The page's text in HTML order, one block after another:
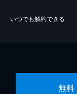
いつでも解約できる
無料